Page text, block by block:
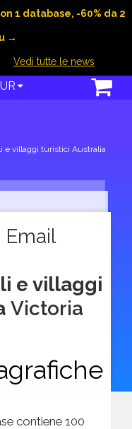
1 database, -60% da 2
→
Vedi tutte le news
e villaggi turistici Australia
Email
e villaggi
Victoria
contiene 100